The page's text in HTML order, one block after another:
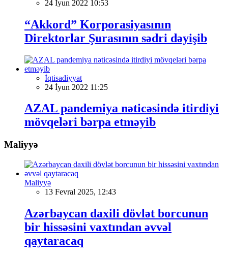
24 İyun 2022 10:53
“Akkord” Korporasiyasının
Direktorlar Şurasının sədri dəyişib
İqtisadiyyat
24 İyun 2022 11:25
AZAL pandemiya nəticəsində itirdiyi
mövqeləri bərpa etməyib
Maliyyə
Maliyyə
13 Fevral 2025, 12:43
Azərbaycan daxili dövlət borcunun
bir hissəsini vaxtından əvvəl
qaytaracaq